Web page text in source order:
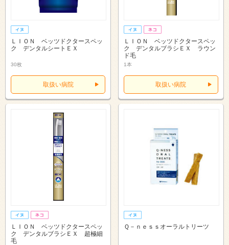
ＬＩＯＮ ベッツドクタースペッ
ク デンタルシートＥＸ
30枚
取扱い病院
ＬＩＯＮ ベッツドクタースペッ
ク デンタルブラシＥＸ ラウン
ド毛
1本
取扱い病院
ＬＩＯＮ ベッツドクタースペッ
ク デンタルブラシＥＸ 超極細
毛
Ｑ－ｎｅｓｓオーラルトリーツ